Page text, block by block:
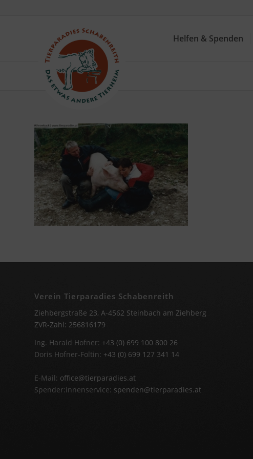
Helfen & Spenden
Verein Tierparadies Schabenreith
Ziehbergstraße 23, A-4562 Steinbach am Ziehberg
ZVR-Zahl: 256816179
Ing. Harald Hofner: +43 (0) 699 100 800 26
Doris Hofner-Foltin: +43 (0) 699 127 341 14
E-Mail: office@tierparadies.at
Spender:innenservice: spenden@tierparadies.at